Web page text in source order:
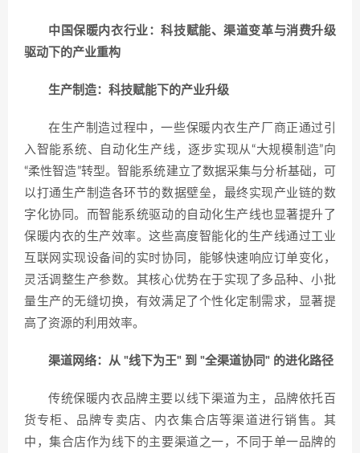
中国保暖内衣行业：科技赋能、渠道变革与消费升级
驱动下的产业重构
生产制造：科技赋能下的产业升级
在生产制造过程中，一些保暖内衣生产厂商正通过引
入智能系统、自动化生产线，逐步实现从“大规模制造”向
“柔性智造”转型。智能系统建立了数据采集与分析基础，可
以打通生产制造各环节的数据壁垒，最终实现产业链的数
字化协同。而智能系统驱动的自动化生产线也显著提升了
保暖内衣的生产效率。这些高度智能化的生产线通过工业
互联网实现设备间的实时协同，能够快速响应订单变化，
灵活调整生产参数。其核心优势在于实现了多品种、小批
量生产的无缝切换，有效满足了个性化定制需求，显著提
高了资源的利用效率。
渠道网络：从 "线下为王" 到 "全渠道协同" 的进化路径
传统保暖内衣品牌主要以线下渠道为主，品牌依托百
货专柜、品牌专卖店、内衣集合店等渠道进行销售。其
中，集合店作为线下的主要渠道之一，不同于单一品牌的